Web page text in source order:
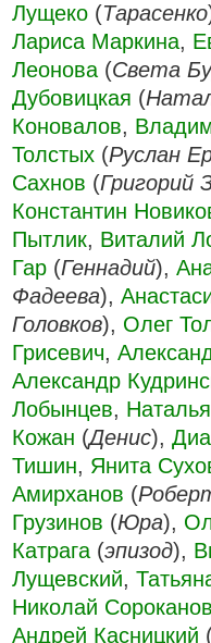
Лущеко (Тарасенко
Лариса Маркина,
Леонова (Света
Дубовицкая (
Коновалов,
Толстых (Руслан
Сахнов (Григорий
Константин
Пытлик, Виталий
Гар (Геннадий),
Фадеева),
Головков), Олег
Грисевич,
Александр
Лобынцев,
Кожан (Денис),
Тишин, Янита
Амирханов (
Грузинов (Юра),
Катрага (эпизод),
Лущевский,
Николай Сороканов
Андрей Касницкий